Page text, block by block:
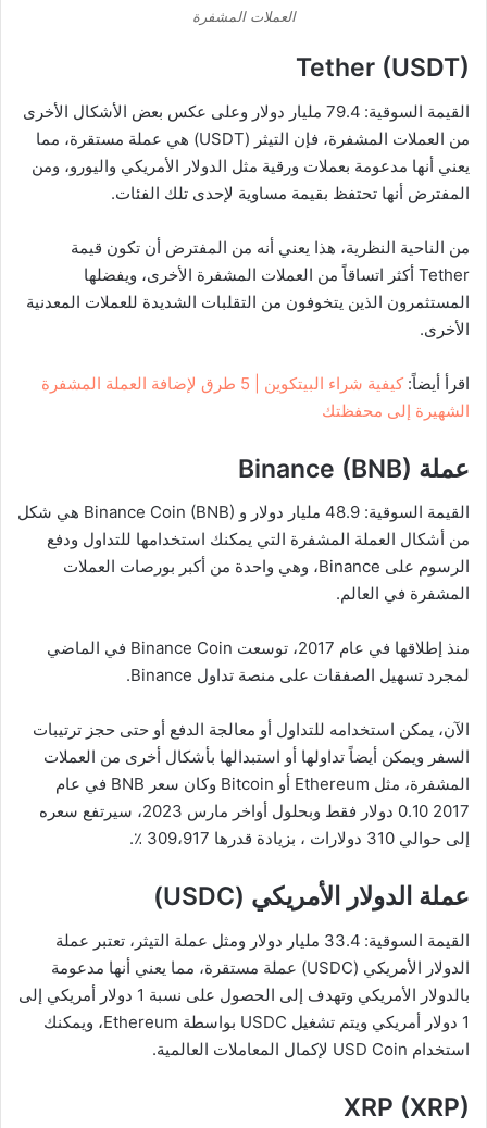
العملات المشفرة
Tether (USDT)
القيمة السوقية: 79.4 مليار دولار وعلى عكس بعض الأشكال الأخرى
من العملات المشفرة، فإن التيثر (USDT) هي عملة مستقرة، مما
يعني أنها مدعومة بعملات ورقية مثل الدولار الأمريكي واليورو، ومن
المفترض أنها تحتفظ بقيمة مساوية لإحدى تلك الفئات.
من الناحية النظرية، هذا يعني أنه من المفترض أن تكون قيمة
Tether أكثر اتساقاً من العملات المشفرة الأخرى، ويفضلها
المستثمرون الذين يتخوفون من التقلبات الشديدة للعملات المعدنية
الأخرى.
اقرأ أيضاً:
كيفية شراء البيتكوين | 5 طرق لإضافة العملة المشفرة
الشهيرة إلى محفظتك
عملة Binance (BNB)
القيمة السوقية: 48.9 مليار دولار و Binance Coin (BNB) هي شكل
من أشكال العملة المشفرة التي يمكنك استخدامها للتداول ودفع
الرسوم على Binance، وهي واحدة من أكبر بورصات العملات
المشفرة في العالم.
منذ إطلاقها في عام 2017، توسعت Binance Coin في الماضي
لمجرد تسهيل الصفقات على منصة تداول Binance.
الآن، يمكن استخدامه للتداول أو معالجة الدفع أو حتى حجز ترتيبات
السفر ويمكن أيضاً تداولها أو استبدالها بأشكال أخرى من العملات
المشفرة، مثل Ethereum أو Bitcoin وكان سعر BNB في عام
2017 0.10 دولار فقط وبحلول أواخر مارس 2023، سيرتفع سعره
إلى حوالي 310 دولارات ، بزيادة قدرها 309،917 ٪.
عملة الدولار الأمريكي (USDC
)
القيمة السوقية: 33.4 مليار دولار ومثل عملة التيثر، تعتبر عملة
الدولار الأمريكي (USDC) عملة مستقرة، مما يعني أنها مدعومة
بالدولار الأمريكي وتهدف إلى الحصول على نسبة 1 دولار أمريكي إلى
1 دولار أمريكي ويتم تشغيل USDC بواسطة Ethereum، ويمكنك
استخدام USD Coin لإكمال المعاملات العالمية.
XRP (XRP)